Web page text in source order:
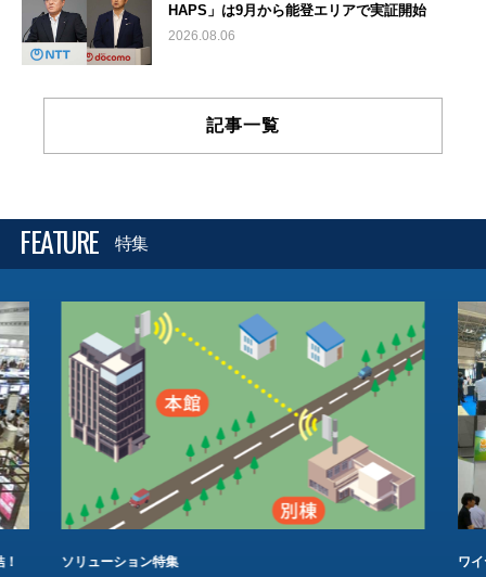
HAPS」は9月から能登エリアで実証開始
2026.08.06
記事一覧
FEATURE 特集
ソリューション特集 ワ